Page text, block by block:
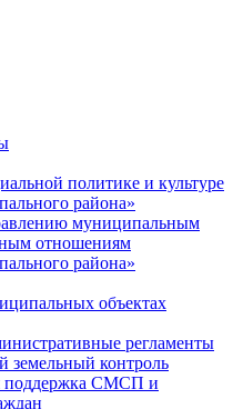
политике и культуре
района»
муниципальным
отношениям
района»
объектах
регламенты
контроль
поддержка СМСП и